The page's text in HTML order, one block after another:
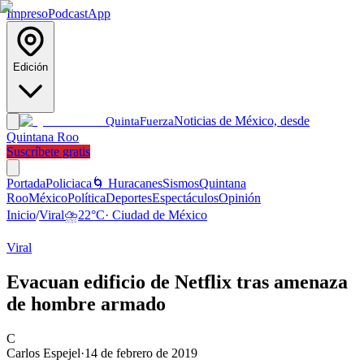
ImpresoPodcastApp
Edición
QuintaFuerzaNoticias de México, desde
Quintana Roo
Suscríbete gratis
PortadaPoliciaca 🌀 HuracanesSismosQuintana
RooMéxicoPolíticaDeportesEspectáculosOpinión
Inicio/Viral⛈️22°C· Ciudad de México
Viral
Evacuan edificio de Netflix tras amenaza
de hombre armado
C
Carlos Espejel·14 de febrero de 2019